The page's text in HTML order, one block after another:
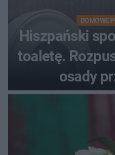
DOMOWE
Hiszpański
toaletę.
osady